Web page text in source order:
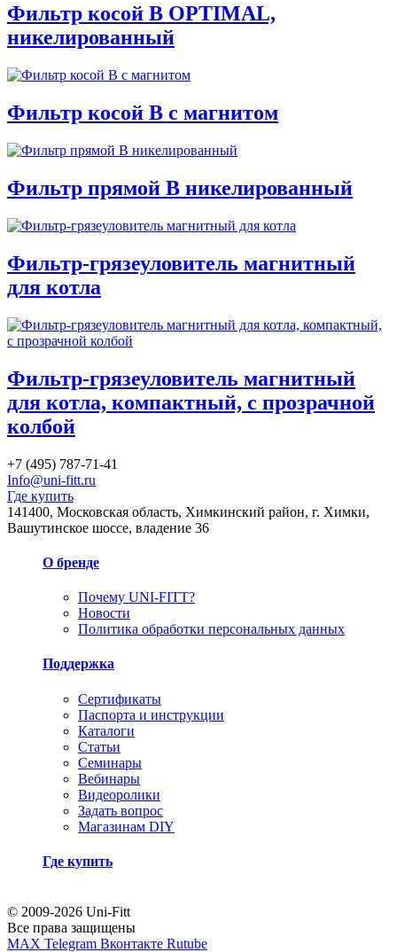
Фильтр косой В OPTIMAL,
никелированный
Фильтр косой В с магнитом
Фильтр прямой В никелированный
Фильтр-грязеуловитель магнитный
для котла
Фильтр-грязеуловитель магнитный
для котла, компактный, с прозрачной
колбой
+7 (495) 787-71-41
Info@uni-fitt.ru
Где купить
141400, Московская область, Химкинский район, г. Химки,
Вашутинское шоссе, владение 36
О бренде
Почему UNI-FITT?
Новости
Политика обработки персональных данных
Поддержка
Сертификаты
Паспорта и инструкции
Каталоги
Статьи
Семинары
Вебинары
Видеоролики
Задать вопрос
Магазинам DIY
Где купить
© 2009-2026 Uni-Fitt
Все права защищены
MAX Telegram Вконтакте Rutube